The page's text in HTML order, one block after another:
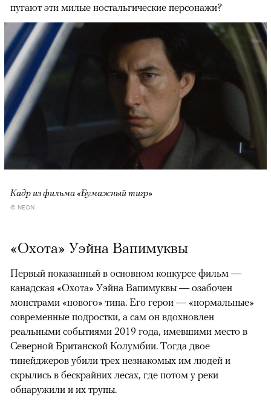
пугают эти милые ностальгические персонажи?
Кадр из фильма «Бумажный тигр»
© NEON
«Охота» Уэйна Вапимуквы
Первый показанный в основном конкурсе фильм —
канадская «Охота» Уэйна Вапимуквы — озабочен
монстрами «нового» типа. Его герои — «нормальные»
современные подростки, а сам он вдохновлен
реальными событиями 2019 года, имевшими место в
Северной Британской Колумбии. Тогда двое
тинейджеров убили трех незнакомых им людей и
скрылись в бескрайних лесах, где потом у реки
обнаружили и их трупы.